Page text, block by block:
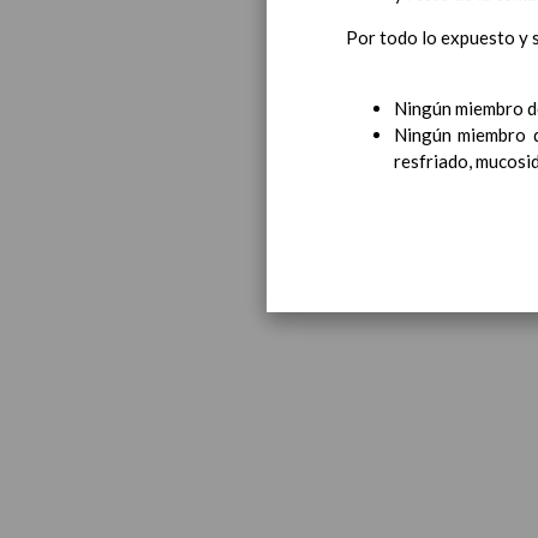
Por todo lo expuesto y
Ningún miembro
Ningún miembro
resfriado,